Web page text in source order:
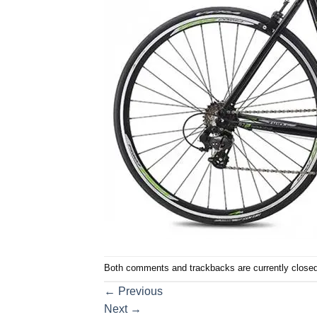
Both comments and trackbacks are currently
← Previous
Next →